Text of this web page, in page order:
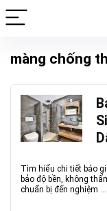
màng chống
Tìm hiểu chi tiết báo
bảo độ bền, không
chuẩn bị đến nghiệm ...